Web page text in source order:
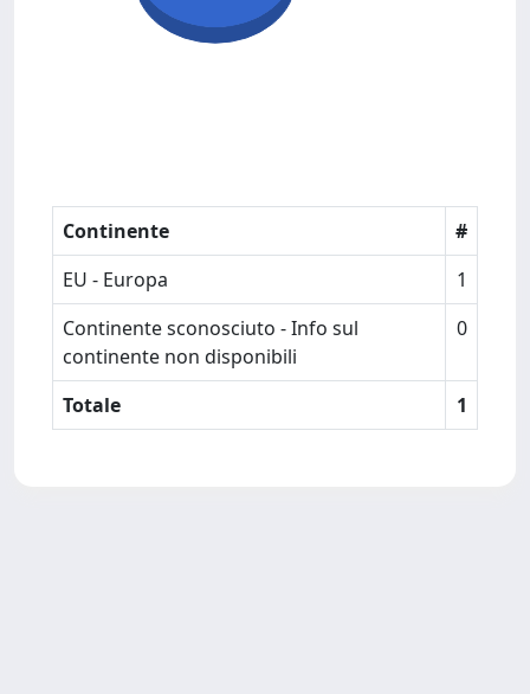
Continente
#
EU - Europa
1
Continente sconosciuto - Info sul
continente non disponibili
0
Totale 1